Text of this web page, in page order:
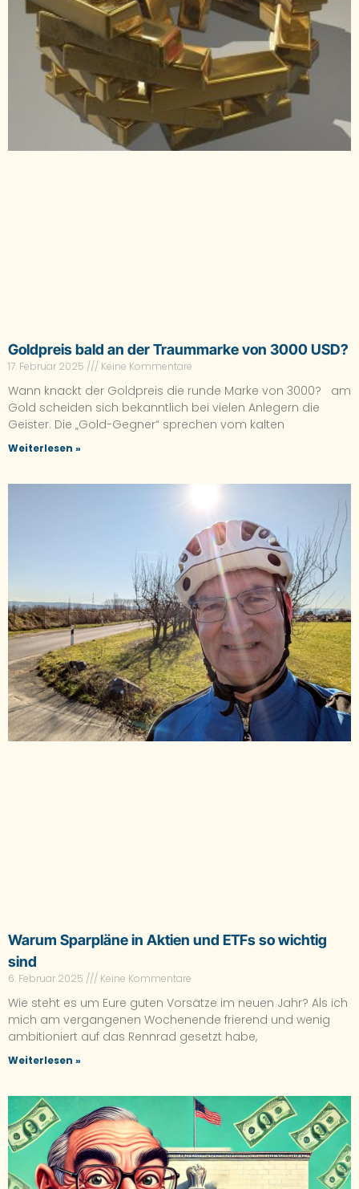
Goldpreis bald an der Traummarke von 3000 USD?
17. Februar 2025 Keine Kommentare
Wann knackt der Goldpreis die runde Marke von 3000? am
Gold scheiden sich bekanntlich bei vielen Anlegern die
Geister. Die „Gold-Gegner“ sprechen vom kalten
Weiterlesen »
Warum Sparpläne in Aktien und ETFs so wichtig
sind
6. Februar 2025 Keine Kommentare
Wie steht es um Eure guten Vorsätze im neuen Jahr? Als ich
mich am vergangenen Wochenende frierend und wenig
ambitioniert auf das Rennrad gesetzt habe,
Weiterlesen »